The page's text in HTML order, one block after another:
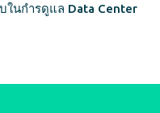
นกำรดูแล Data Center